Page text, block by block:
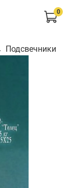
0
Подсвечники